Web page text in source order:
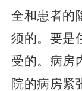
全和患者的
须的。要是
受的。病房
院的病房紧